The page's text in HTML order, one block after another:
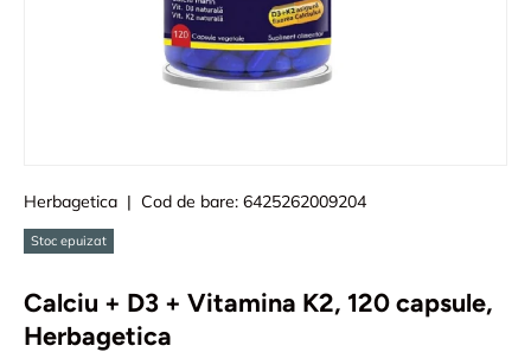
Herbagetica | Cod de bare: 6425262009204
Stoc epuizat
Calciu + D3 + Vitamina K2, 120 capsule,
Herbagetica